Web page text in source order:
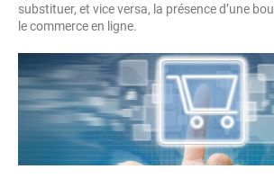
substituer, et vice versa, la présence d’une
le commerce en ligne.